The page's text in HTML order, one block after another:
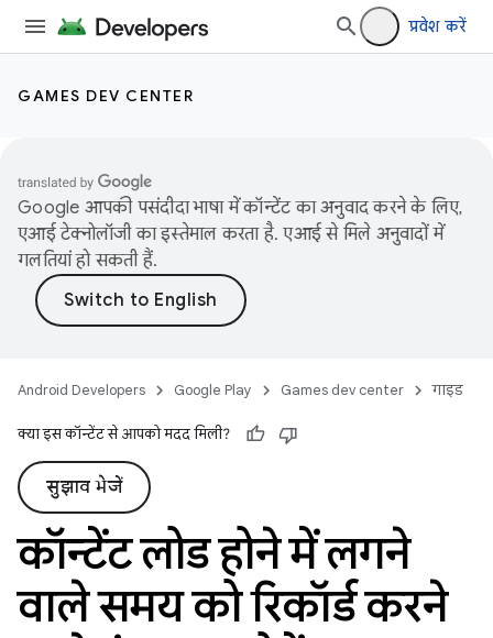
प्रवेश करें
GAMES DEV CENTER
Google आपकी पसंदीदा भाषा में कॉन्टेंट का अनुवाद करने के लिए,
एआई टेक्नोलॉजी का इस्तेमाल करता है. एआई से मिले अनुवादों में
गलतियां हो सकती हैं.
Android Developers Google Play Games dev center गाइड
क्या इस कॉन्टेंट से आपको मदद मिली?
सुझाव भेजें
कॉन्टेंट लोड होने में लगने
वाले समय को रिकॉर्ड करने